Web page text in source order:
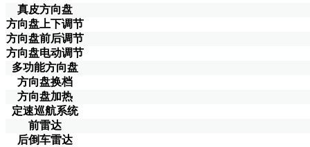
真皮方向盘
方向盘上下调节
方向盘前后调节
方向盘电动调节
多功能方向盘
方向盘换档
方向盘加热
定速巡航系统
前雷达
后倒车雷达